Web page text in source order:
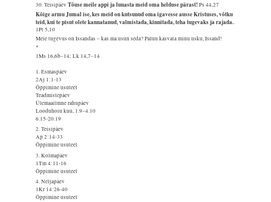
30. TeisipäevTõuse meile appi ja lunasta meid oma helduse pärast!Ps 44,27
Kõige armu Jumal ise, kes meid on kutsunud oma igavesse ausse Kristuses, võtku
teid, kui te pisut olete kannatanud, valmistada, kinnitada, teha tugevaks ja rajada.
1Pt 5,10
Meie tugevus on Issandas – kas ma usun seda? Palun kasvata minu usku, Issand!
*
1Ms 16,6b–14; Lk 14,7–14
1. Esmaspäev
2Aj 1:1-13
Õppimine usuteel
Teadmistepäev
Ülemaailmne rahupäev
Looduhoiu kuu, 1.9–4.10
6.15-20.19
2. Teisipäev
Ap 2:14-33
Õppimine usuteel
3. Kolmapäev
1Tm 4:11-16
Õppimine usuteel
4. Neljapäev
1Kr 14:26-40
Õppimine usuteel